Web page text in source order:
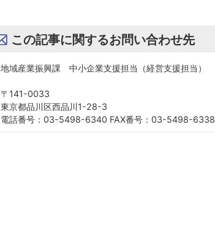
この記事に関するお問い合わせ先
地域産業振興課 中小企業支援担当（経営支援担当）
〒141-0033
東京都品川区西品川1-28-3
電話番号：03-5498-6340 FAX番号：03-5498-6338